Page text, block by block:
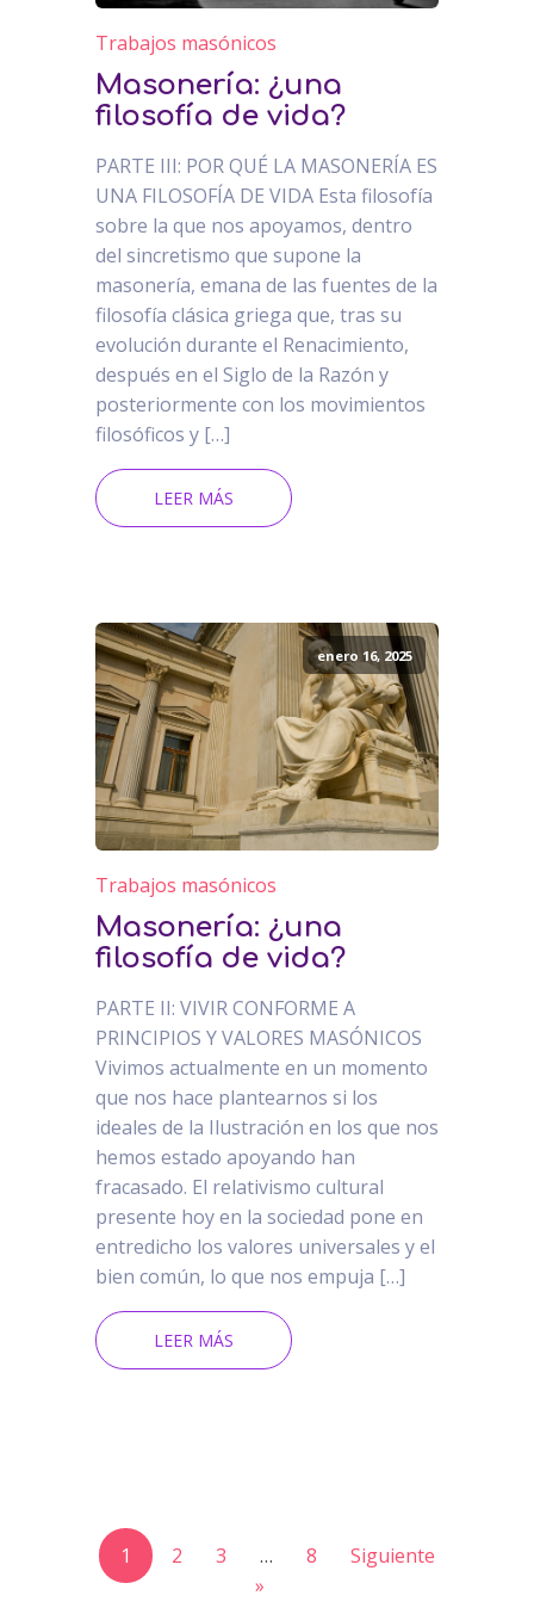
Trabajos masónicos
Masonería: ¿una
filosofía de vida?
PARTE III: POR QUÉ LA MASONERÍA ES
UNA FILOSOFÍA DE VIDA Esta filosofía
sobre la que nos apoyamos, dentro
del sincretismo que supone la
masonería, emana de las fuentes de la
filosofía clásica griega que, tras su
evolución durante el Renacimiento,
después en el Siglo de la Razón y
posteriormente con los movimientos
filosóficos y […]
LEER MÁS
enero 16, 2025
Trabajos masónicos
Masonería: ¿una
filosofía de vida?
PARTE II: VIVIR CONFORME A
PRINCIPIOS Y VALORES MASÓNICOS
Vivimos actualmente en un momento
que nos hace plantearnos si los
ideales de la Ilustración en los que nos
hemos estado apoyando han
fracasado. El relativismo cultural
presente hoy en la sociedad pone en
entredicho los valores universales y el
bien común, lo que nos empuja […]
LEER MÁS
1 2 3 … 8
Siguiente
»